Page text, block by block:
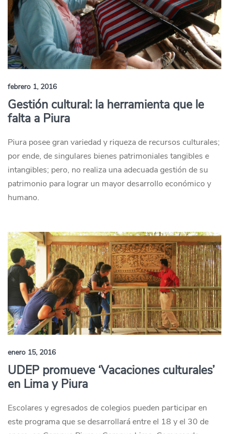
febrero 1, 2016
Gestión cultural: la herramienta que le
falta a Piura
Piura posee gran variedad y riqueza de recursos culturales;
por ende, de singulares bienes patrimoniales tangibles e
intangibles; pero, no realiza una adecuada gestión de su
patrimonio para lograr un mayor desarrollo económico y
humano.
enero 15, 2016
UDEP promueve ‘Vacaciones culturales’
en Lima y Piura
Escolares y egresados de colegios pueden participar en
este programa que se desarrollará entre el 18 y el 30 de